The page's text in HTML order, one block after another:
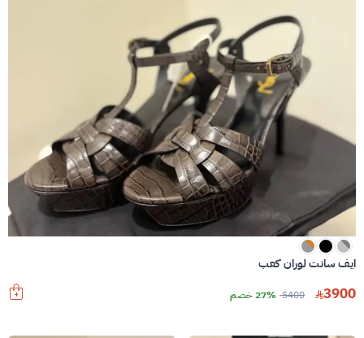
ايف سانت لوران كعب
3900
5400 27% خصم